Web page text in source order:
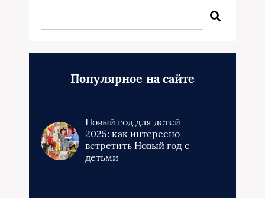
Популярное на сайте
Новый год для детей
2025: как интересно
встретить Новый год с
детьми